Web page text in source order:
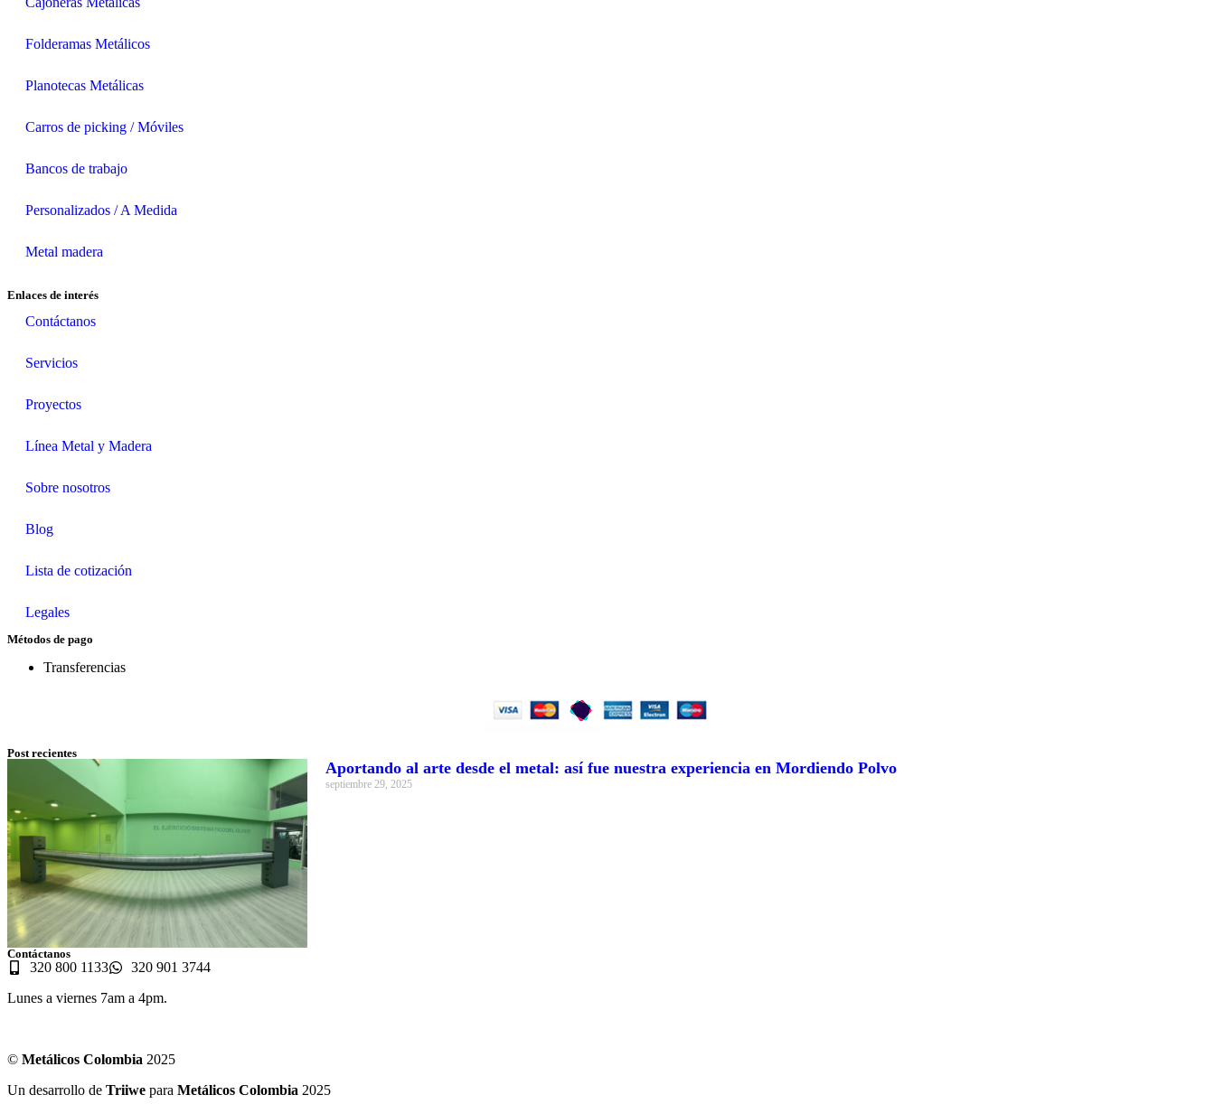
Folderamas Metálicos
Planotecas Metálicas
Carros de picking / Móviles
Bancos de trabajo
Personalizados / A Medida
Metal madera
Enlaces de interés
Contáctanos
Servicios
Proyectos
Línea Metal y Madera
Sobre nosotros
Blog
Lista de cotización
Legales
Métodos de pago
Transferencias
Post recientes
Aportando al arte desde el metal: así fue nuestra experiencia en Mordiendo Polvo
septiembre 29, 2025
Contáctanos
320 800 1133
320 901 3744
Lunes a viernes 7am a 4pm.
© Metálicos Colombia 2025
Un desarrollo de Triiwe para Metálicos Colombia 2025